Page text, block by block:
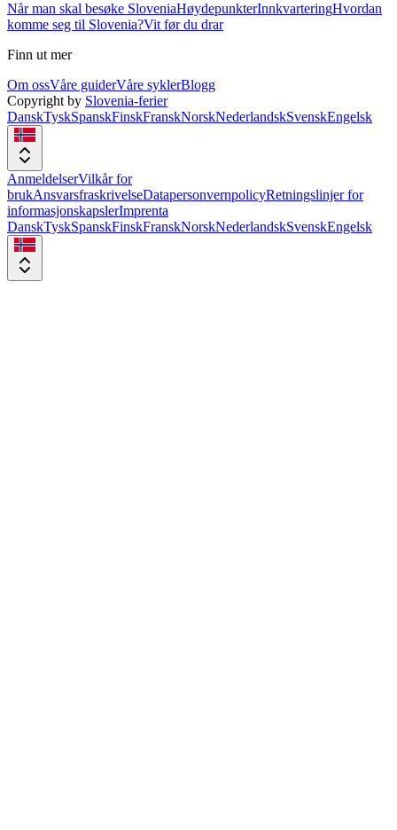
Når man skal besøke SloveniaHøydepunkterInnkvarteringHvordan
komme seg til Slovenia?Vit før du drar
Finn ut mer
Om ossVåre guiderVåre syklerBlogg
Copyright by Slovenia-ferier
DanskTyskSpanskFinskFranskNorskNederlandskSvenskEngelsk
AnmeldelserVilkår for
brukAnsvarsfraskrivelseDatapersonvernpolicyRetningslinjer for
informasjonskapslerImprenta
DanskTyskSpanskFinskFranskNorskNederlandskSvenskEngelsk